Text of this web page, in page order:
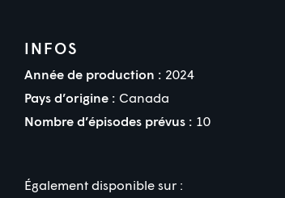
INFOS
Année de production : 2024
Pays d’origine : Canada
Nombre d’épisodes prévus : 10
Également disponible sur :